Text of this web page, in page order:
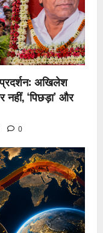
अखिलेश
नहीं, ‘पिछड़ा’ और
0